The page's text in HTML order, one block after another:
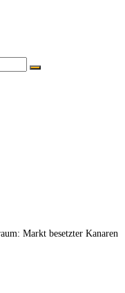
Markt besetzter Kanaren